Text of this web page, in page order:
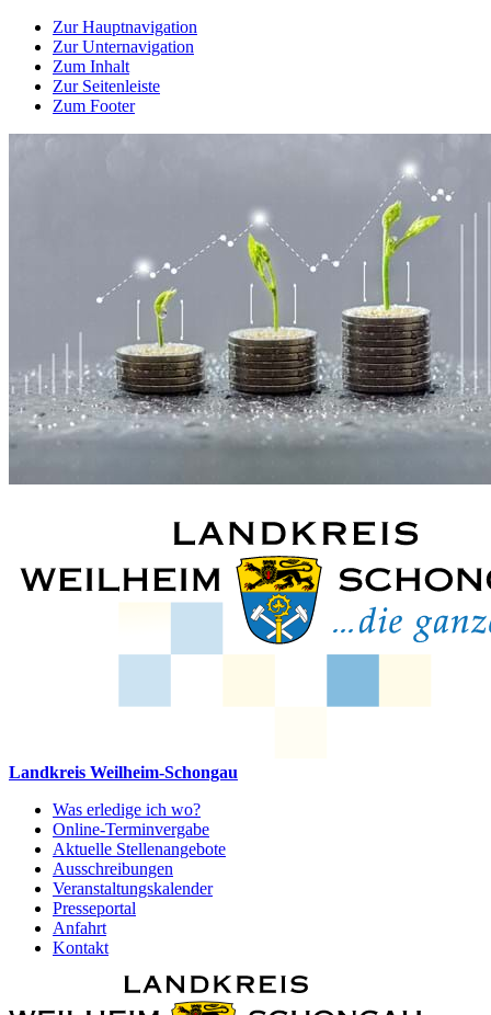
Zur Hauptnavigation
Zur Unternavigation
Zum Inhalt
Zur Seitenleiste
Zum Footer
Landkreis Weilheim-Schongau
Was erledige ich wo?
Online-Terminvergabe
Aktuelle Stellenangebote
Ausschreibungen
Veranstaltungskalender
Presseportal
Anfahrt
Kontakt